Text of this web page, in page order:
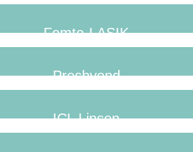
Femto-LASIK
Presbyond
ICL Linsen